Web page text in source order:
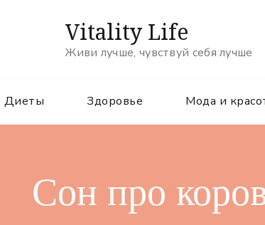
Vitality Life
Живи лучше, чувствуй себя лучше
Диеты Здоровье Мода и
Сон про